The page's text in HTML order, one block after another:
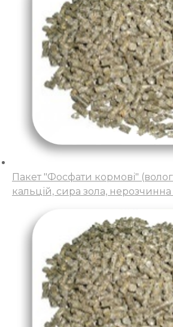
Пакет "Фосфати кормові"
кальцій, сира зола, нерозчинна